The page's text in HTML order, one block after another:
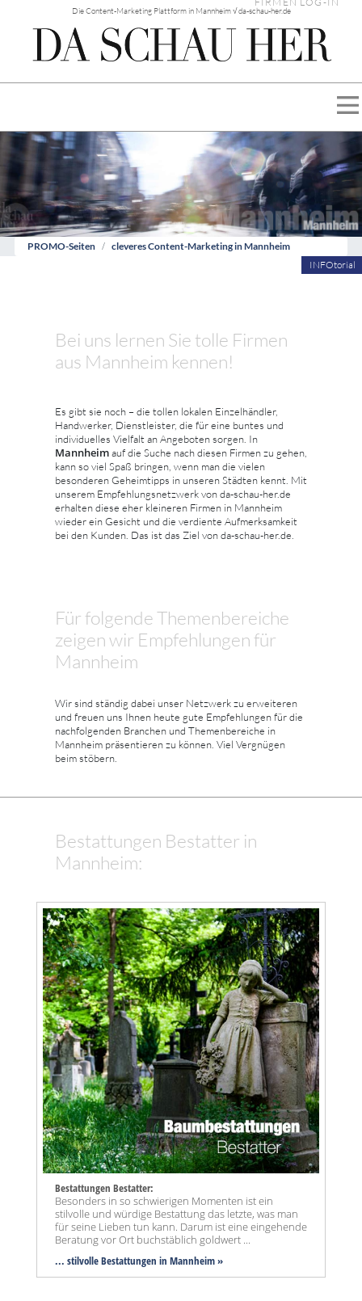
Die Content-Marketing Plattform in Mannheim √ da-schau-her.de
PROMO-Seiten cleveres Content-Marketing in Mannheim
INFOtorial
Bei uns lernen Sie tolle Firmen
aus Mannheim kennen!
Es gibt sie noch – die tollen lokalen Einzelhändler,
Handwerker, Dienstleister, die für eine buntes und
individuelles Vielfalt an Angeboten sorgen. In
Mannheimauf die Suche nach diesen Firmen zu gehen,
kann so viel Spaß bringen, wenn man die vielen
besonderen Geheimtipps in unseren Städten kennt. Mit
unserem Empfehlungsnetzwerk von da-schau-her.de
erhalten diese eher kleineren Firmen in Mannheim
wieder ein Gesicht und die verdiente Aufmerksamkeit
bei den Kunden. Das ist das Ziel von da-schau-her.de.
Für folgende Themenbereiche
zeigen wir Empfehlungen für
Mannheim
Wir sind ständig dabei unser Netzwerk zu erweiteren
und freuen uns Ihnen heute gute Empfehlungen für die
nachfolgenden Branchen und Themenbereiche in
Mannheim präsentieren zu können. Viel Vergnügen
beim stöbern.
Bestattungen Bestatter in
Mannheim:
Bestattungen Bestatter:
Besonders in so schwierigen Momenten ist ein
stilvolle und würdige Bestattung das letzte, was man
für seine Lieben tun kann. Darum ist eine eingehende
Beratung vor Ort buchstäblich goldwert ...
... stilvolle Bestattungen in Mannheim »